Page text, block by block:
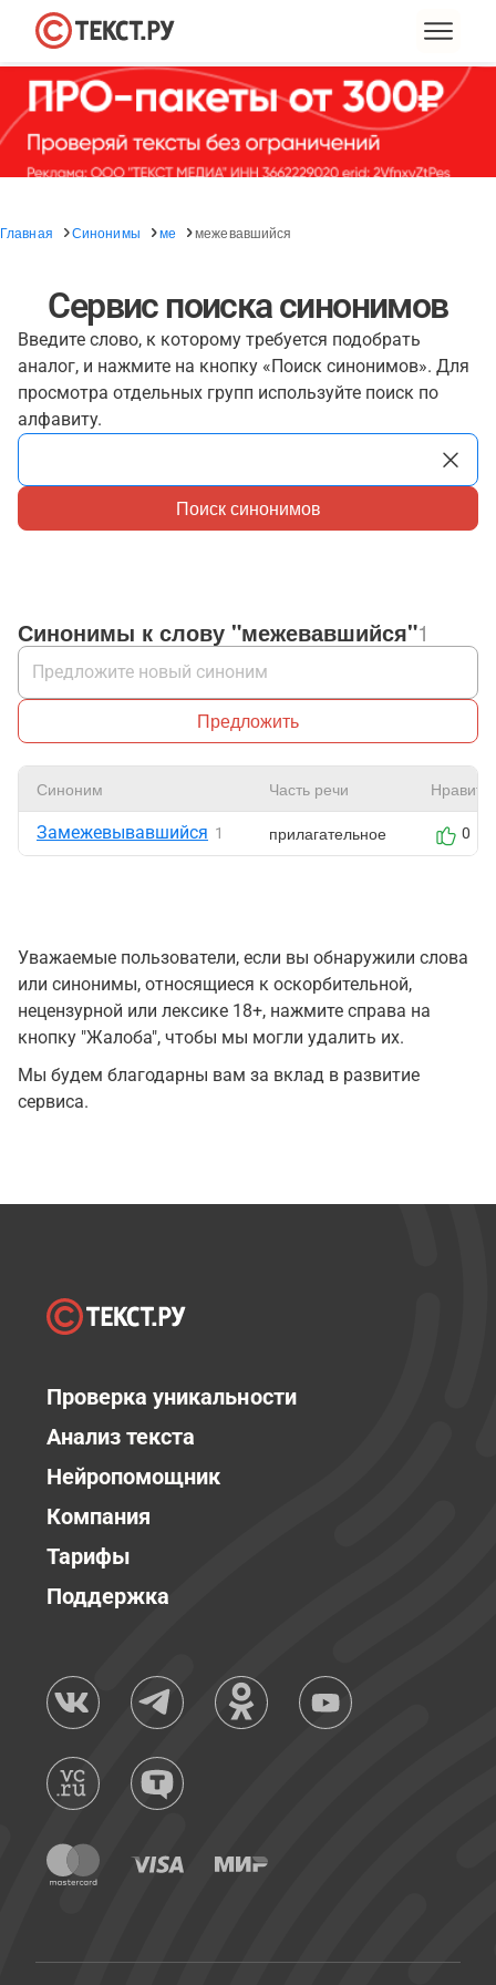
Главная Синонимы ме межевавшийся
Сервис поиска синонимов
Введите слово, к которому требуется подобрать
аналог, и нажмите на кнопку «Поиск синонимов». Для
просмотра отдельных групп используйте поиск по
алфавиту.
Поиск синонимов
Синонимы к слову "межевавшийся"1
Предложить
Синоним Часть речи
Замежевывавшийся 1 прилагательное 0
Уважаемые пользователи, если вы обнаружили слова
или синонимы, относящиеся к оскорбительной,
нецензурной или лексике 18+, нажмите справа на
кнопку "Жалоба", чтобы мы могли удалить их.
Мы будем благодарны вам за вклад в развитие
сервиса.
Проверка уникальности
Анализ текста
Нейропомощник
Компания
Тарифы
Поддержка